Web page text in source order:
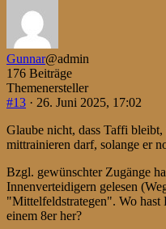
Daumen
nach
unten.
Daumen
nach
oben.
Gunnar@admin
176 Beiträge
Themenersteller
#13 · 26. Juni 2025, 17:02
Glaube nicht, dass Taffi bleibt,
mittrainieren darf, solange er
Bzgl. gewünschter Zugänge
Innenverteidigern gelesen
"Mittelfeldstrategen". Wo hast
einem 8er her?